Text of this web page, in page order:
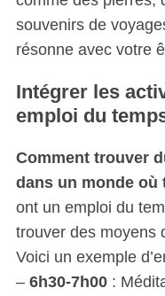
souvenirs de
résonne avec votre
Intégrer les
emploi du
Comment trouver
dans un monde où
ont un emploi du
trouver des moyens
Voici un exemple
– 6h30-7h00:
o
r
: